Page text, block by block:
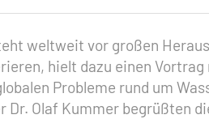
weltweit vor großen
hielt dazu einen
Probleme rund um
Olaf Kummer begrüßten